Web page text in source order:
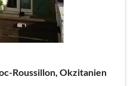
Roussillon, Okzitanien